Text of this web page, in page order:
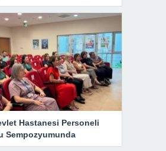
Hastanesi Personeli
Sempozyumunda